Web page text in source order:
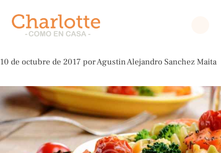
SERVICIOS
CALIDAD
LONCHERAS
COLEGIOS
CONTACTO
20 Hearty One-Pot Vegetarian
Meals
10 de octubre de 2017 porAgustin Alejandro Sanchez Maita